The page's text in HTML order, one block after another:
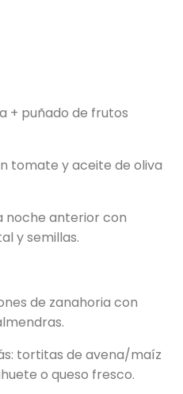
+ puñado de frutos
tomate y aceite de oliva
noche anterior con
y semillas.
de zanahoria con
tortitas de avena/maíz
o queso fresco.